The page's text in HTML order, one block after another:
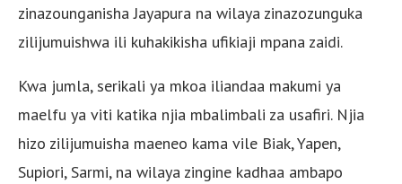
zinazounganisha Jayapura na wilaya zinazozunguka
zilijumuishwa ili kuhakikisha ufikiaji mpana zaidi.
Kwa jumla, serikali ya mkoa iliandaa makumi ya
maelfu ya viti katika njia mbalimbali za usafiri. Njia
hizo zilijumuisha maeneo kama vile Biak, Yapen,
Supiori, Sarmi, na wilaya zingine kadhaa ambapo